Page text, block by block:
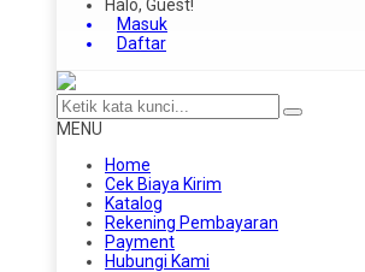
Halo, Guest!
Masuk
Daftar
MENU
Home
Cek Biaya Kirim
Katalog
Rekening Pembayaran
Payment
Hubungi Kami